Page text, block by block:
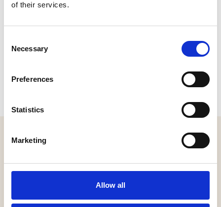
of their services.
Selection
Necessary
Preferences
Statistics
Marketing
Allow all